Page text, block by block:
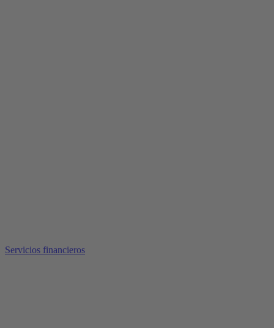
Servicios financieros